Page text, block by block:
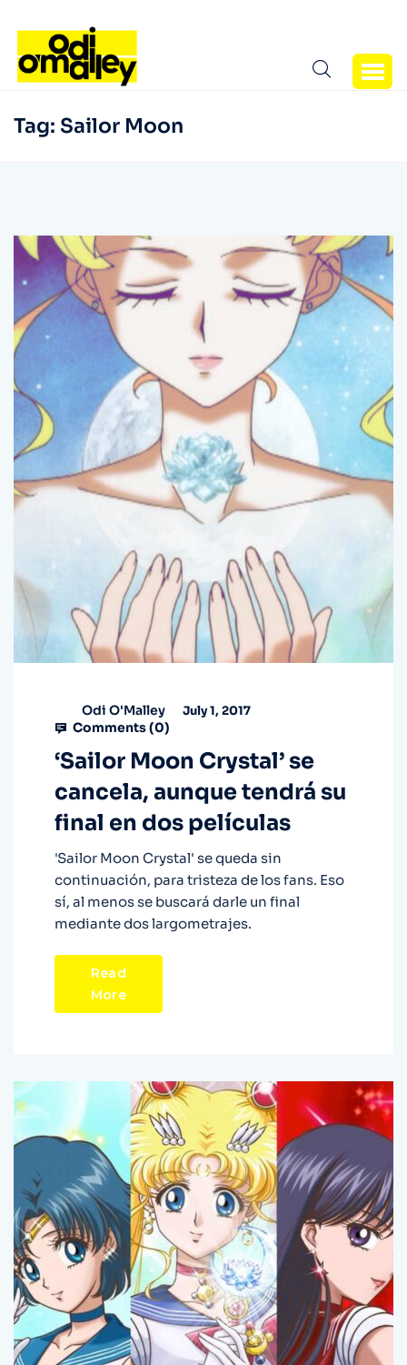
Tag: Sailor Moon
Odi O'Malley July 1, 2017
Comments (0)
‘Sailor Moon Crystal’ se
cancela, aunque tendrá su
final en dos películas
'Sailor Moon Crystal' se queda sin
continuación, para tristeza de los fans. Eso
sí, al menos se buscará darle un final
mediante dos largometrajes.
Read
More